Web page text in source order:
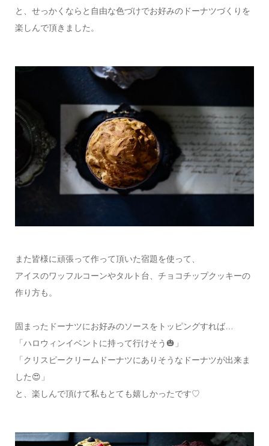
と、せっかくならと自由な色づけでお好みのドーナツづくりを
楽しんで頂きました。
また皆様に頑張って作って頂いた宿題を使って、
アイスのワッフルコーンやタルト台、チョコチップクッキーの
作り方も。
固まったドーナツにお好みのソースをトッピングすれば…
「ハロウィンイベントに持って行けそう🎃」
「クリスピークリームドーナツにありそうなドーナツが出来ま
した😍」
と、楽しんで頂けて私もとても嬉しかったです♡